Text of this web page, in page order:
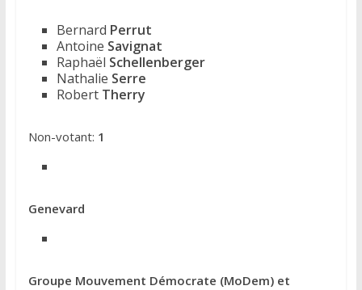
Bernard Perrut
Antoine Savignat
Raphaël Schellenberger
Nathalie Serre
Robert Therry
Non-votant: 1
Genevard
Groupe Mouvement Démocrate (MoDem) et